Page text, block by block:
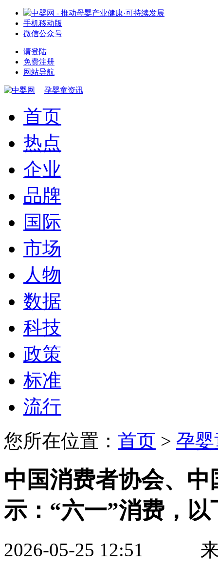
中婴网 - 推动母婴产业健康·可持续发展
手机移动版
微信公众号
请登陆
免费注册
网站导航
孕婴童资讯
首页
热点
企业
品牌
国际
市场
人物
数据
科技
政策
标准
流行
您所在位置： 首页 > 孕
中国消费者协会、
示：“六一”消费，
2026-05-25 12:51 来